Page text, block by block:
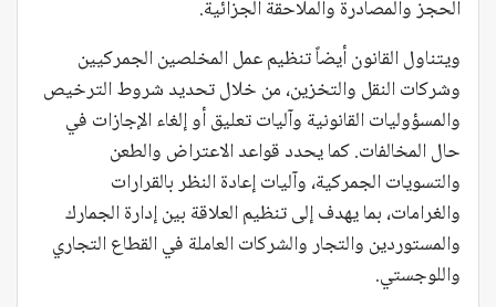
الحجز والمصادرة والملاحقة الجزائية.
ويتناول القانون أيضاً تنظيم عمل المخلصين الجمركيين
وشركات النقل والتخزين، من خلال تحديد شروط الترخيص
والمسؤوليات القانونية وآليات تعليق أو إلغاء الإجازات في
حال المخالفات. كما يحدد قواعد الاعتراض والطعن
والتسويات الجمركية، وآليات إعادة النظر بالقرارات
والغرامات، بما يهدف إلى تنظيم العلاقة بين إدارة الجمارك
والمستوردين والتجار والشركات العاملة في القطاع التجاري
واللوجستي.